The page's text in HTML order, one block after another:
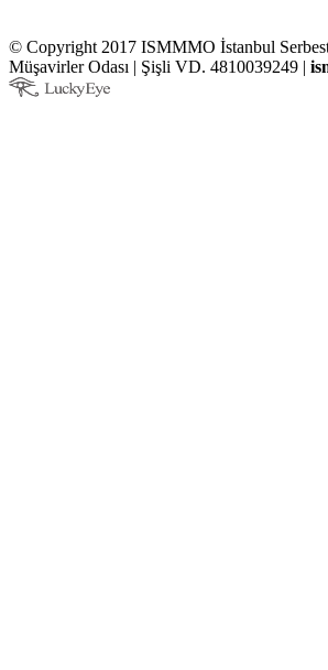
© Copyright 2017 ISMMMO İstanbul
Müşavirler Odası | Şişli VD. 4810039249 |